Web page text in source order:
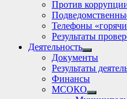
Против
Телефоны
Результаты
Деятельность
Show
sub
menu
Документы
Результаты
Финансы
МСОКО
Show